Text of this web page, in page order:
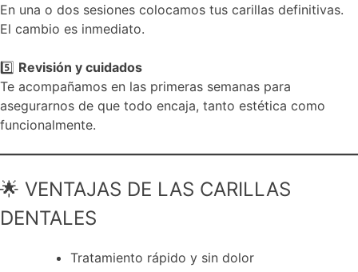
En una o dos sesiones colocamos tus carillas definitivas.
El cambio es inmediato.
5️⃣ Revisión y cuidados
Te acompañamos en las primeras semanas para
asegurarnos de que todo encaja, tanto estética como
funcionalmente.
🌟 VENTAJAS DE LAS CARILLAS
DENTALES
Tratamiento rápido y sin dolor